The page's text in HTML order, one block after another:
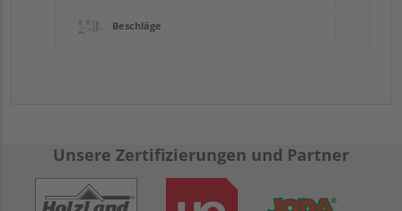
Beschläge
Unsere Zertifizierungen und Partner